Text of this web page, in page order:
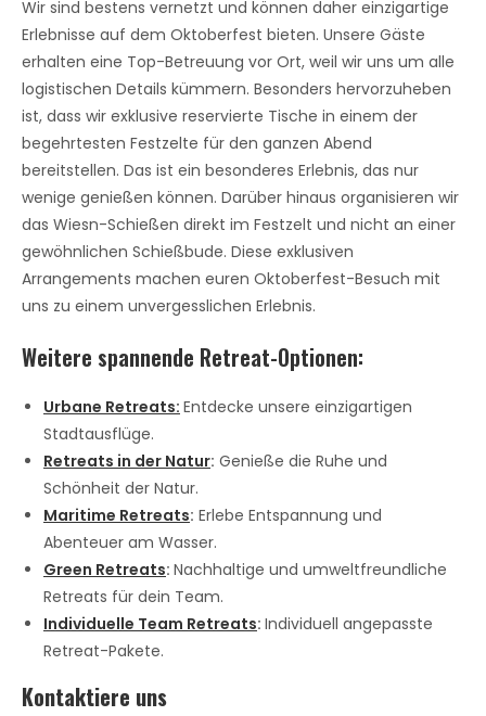
Wir sind bestens vernetzt und können daher einzigartige
Erlebnisse auf dem Oktoberfest bieten. Unsere Gäste
erhalten eine Top-Betreuung vor Ort, weil wir uns um alle
logistischen Details kümmern. Besonders hervorzuheben
ist, dass wir exklusive reservierte Tische in einem der
begehrtesten Festzelte für den ganzen Abend
bereitstellen. Das ist ein besonderes Erlebnis, das nur
wenige genießen können. Darüber hinaus organisieren wir
das Wiesn-Schießen direkt im Festzelt und nicht an einer
gewöhnlichen Schießbude. Diese exklusiven
Arrangements machen euren Oktoberfest-Besuch mit
uns zu einem unvergesslichen Erlebnis.
Weitere spannende Retreat-Optionen:
Urbane Retreats: Entdecke unsere einzigartigen
Stadtausflüge.
Retreats in der Natur: Genieße die Ruhe und
Schönheit der Natur.
Maritime Retreats: Erlebe Entspannung und
Abenteuer am Wasser.
Green Retreats: Nachhaltige und umweltfreundliche
Retreats für dein Team.
Individuelle Team Retreats: Individuell angepasste
Retreat-Pakete.
Kontaktiere uns